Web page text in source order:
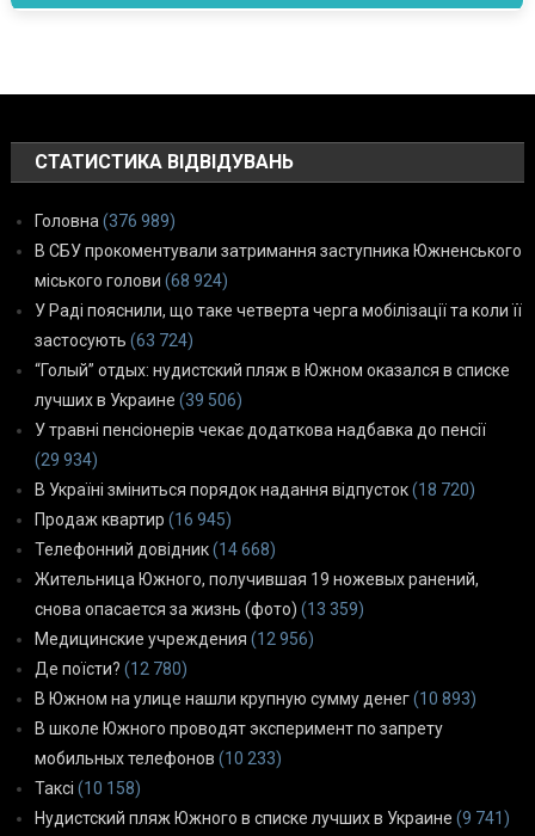
СТАТИСТИКА ВІДВІДУВАНЬ
Головна (376 989)
В СБУ прокоментували затримання заступника Южненського
міського голови (68 924)
У Раді пояснили, що таке четверта черга мобілізації та коли її
застосують (63 724)
“Голый” отдых: нудистский пляж в Южном оказался в списке
лучших в Украине (39 506)
У травні пенсіонерів чекає додаткова надбавка до пенсії
(29 934)
В Україні зміниться порядок надання відпусток(18 720)
Продаж квартир (16 945)
Телефонний довідник(14 668)
Жительница Южного, получившая 19 ножевых ранений,
снова опасается за жизнь (фото) (13 359)
Медицинские учреждения (12 956)
Де поїсти? (12 780)
В Южном на улице нашли крупную сумму денег(10 893)
В школе Южного проводят эксперимент по запрету
мобильных телефонов (10 233)
Таксі (10 158)
Нудистский пляж Южного в списке лучших в Украине (9 741)